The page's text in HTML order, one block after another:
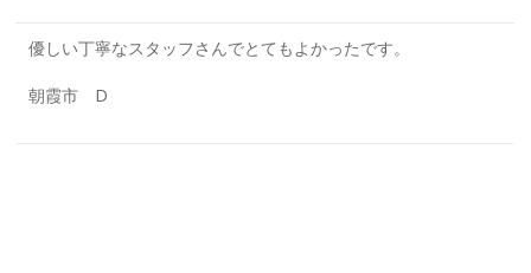
優しい丁寧なスタッフさんでとてもよかったです。
朝霞市 D